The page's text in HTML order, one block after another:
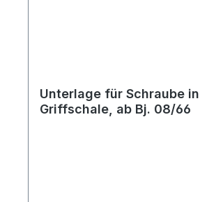
Unterlage für Schraube
Griffschale, ab Bj. 08/66